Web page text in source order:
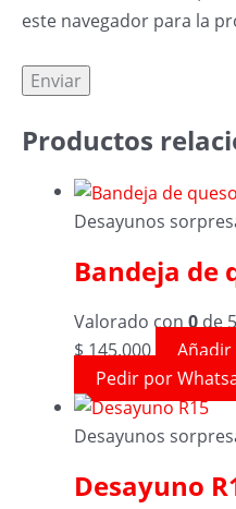
este navegador para la
Productos
Desayunos
Bandeja de
Valorado con0de 5
$145.000
Pedir por
Desayunos
Desayuno